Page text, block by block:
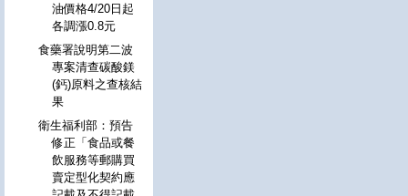
油價格4/20日起
各調漲0.8元
食藥署說明第二波
專案清查碳酸鎂
(鈣)原料之查核結
果
衛生福利部：預告
修正「食品或餐
飲服務等郵購買
賣定型化契約應